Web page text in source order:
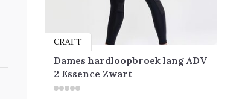
CRAFT
Dames hardloopbroek lang ADV
2 Essence Zwart